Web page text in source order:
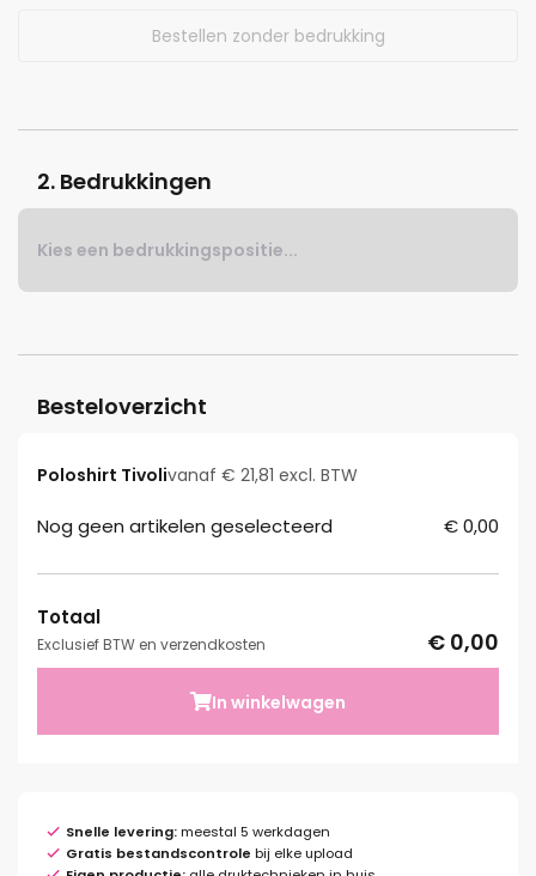
Bestellen zonder bedrukking
2. Bedrukkingen
Kies een bedrukkingspositie...
Besteloverzicht
Poloshirt Tivolivanaf € 21,81 excl. BTW
Nog geen artikelen geselecteerd € 0,00
Totaal
Exclusief BTW en verzendkosten € 0,00
In winkelwagen
Snelle levering:meestal 5 werkdagen
Gratis bestandscontrole bij elke upload